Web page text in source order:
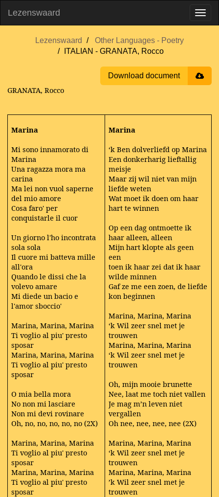
Lezenswaard
Lezenswaard
Other Languages - Poetry
ITALIAN - GRANATA, Rocco
Download document
GRANATA, Rocco
Marina
Mi sono innamorato di
Marina
Una ragazza mora ma
carina
Ma lei non vuol saperne
del mio amore
Cosa faro' per
conquistarle il cuor
Un giorno l'ho incontrata
sola sola
Il cuore mi batteva mille
all'ora
Quando le dissi che la
volevo amare
Mi diede un bacio e
l'amor sboccio'
Marina, Marina, Marina
Ti voglio al piu' presto
sposar
Marina, Marina, Marina
Ti voglio al piu' presto
sposar
O mia bella mora
No non mi lasciare
Non mi devi rovinare
Oh, no, no, no, no, no (2X)
Marina, Marina, Marina
Ti voglio al piu' presto
sposar
Marina, Marina, Marina
Ti voglio al piu' presto
sposar
Marina
‘k Ben dolverliefd op Marina
Een donkerharig lieftallig
meisje
Maar zij wil niet van mijn
liefde weten
Wat moet ik doen om haar
hart te winnen
Op een dag ontmoette ik
haar alleen, alleen
Mijn hart klopte als geen
een
toen ik haar zei dat ik haar
wilde minnen
Gaf ze me een zoen, de liefde
kon beginnen
Marina, Marina, Marina
‘k Wil zeer snel met je
trouwen
Marina, Marina, Marina
‘k Wil zeer snel met je
trouwen
Oh, mijn mooie brunette
Nee, laat me toch niet vallen
Je mag m’n leven niet
vergallen
Oh nee, nee, nee, nee (2X)
Marina, Marina, Marina
‘k Wil zeer snel met je
trouwen
Marina, Marina, Marina
’k Wil zeer snel met je
trouwen